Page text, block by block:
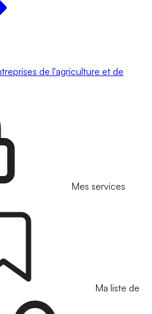
de l'agriculture et de
Mes services
Ma liste de